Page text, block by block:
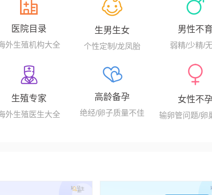
医院目录
外生殖机构大全
生男生女
个性定制/龙凤胎
男性不育
弱精/少精/
生殖专家
外生殖医生大全
高龄备孕
绝经/卵子质量不佳
女性不
输卵管问题/卵